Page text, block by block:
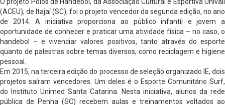
O projeto Polos de Handebol, da Associação Cultural e Esportiva Univali
(ACEU), de Itajaí (SC), foi o projeto vencedor da segunda edição, no ano
de 2014. A iniciativa proporciona ao público infantil e jovem a
oportunidade de conhecer e praticar uma atividade física – no caso, o
handebol – e vivenciar valores positivos, tanto através do esporte
quanto de palestras sobre temas diversos, como reciclagem e higiene
pessoal.
Em 2015, na terceira edição do processo de seleção organizado IE, dois
projetos saíram vencedores. Um deles é o Esporte Comunitário Surf,
do Instituto Unimed Santa Catarina. Nesta iniciativa, alunos da rede
pública de Penha (SC) recebem aulas e treinamentos voltados ao